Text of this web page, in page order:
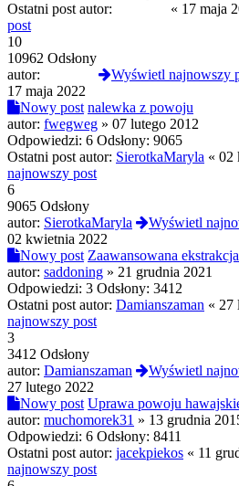
Ostatni post autor:
« 17 maja
post
10
10962 Odsłony
autor:
Wyświetl najnowszy
17 maja 2022
Nowy post nalewka z powoju
autor: fwegweg » 07 lutego 2012
Odpowiedzi: 6 Odsłony: 9065
Ostatni post autor: SierotkaMaryla « 02
najnowszy post
6
9065 Odsłony
autor: SierotkaMaryla
Wyświetl
02 kwietnia 2022
Nowy post Zaawansowana
autor: saddoning » 21 grudnia 2021
Odpowiedzi: 3 Odsłony: 3412
Ostatni post autor: Damianszaman « 27
najnowszy post
3
3412 Odsłony
autor: Damianszaman
Wyświetl
27 lutego 2022
Nowy post Uprawa powoju
autor: muchomorek31 » 13 grudnia
Odpowiedzi: 6 Odsłony: 8411
Ostatni post autor: jacekpiekos « 11
najnowszy post